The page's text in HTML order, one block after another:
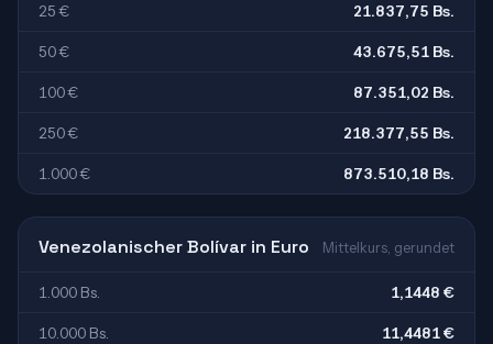
25 € 21.837,75 Bs.
50 € 43.675,51 Bs.
100 € 87.351,02 Bs.
250 € 218.377,55 Bs.
1.000 € 873.510,18 Bs.
Venezolanischer Bolívar in Euro Mittelkurs, gerundet
1.000 Bs. 1,1448 €
10.000 Bs. 11,4481 €